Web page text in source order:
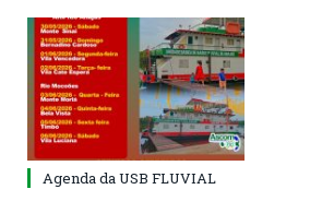
Agenda da USB FLUVIAL